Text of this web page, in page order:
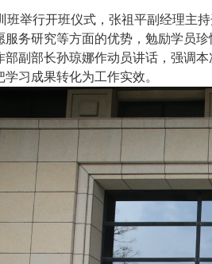
班举行开班仪式 ，张祖平副经理主
服务研究等方面的优势，勉励学员
部副部长孙琼娜作动员讲话，强调
习成果转化为工作实效。